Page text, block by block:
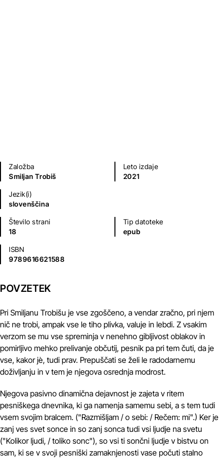
Založba
Smiljan Trobiš
Leto izdaje
2021
Jezik(i)
slovenščina
Število strani
18
Tip datoteke
epub
ISBN
9789616621588
POVZETEK
Pri Smiljanu Trobišu je vse zgoščeno, a vendar zračno, pri njem
nič ne trobi, ampak vse le tiho plivka, valuje in lebdi. Z vsakim
verzom se mu vse spreminja v nenehno gibljivost oblakov in
pomirljivo mehko prelivanje občutij, pesnik pa pri tem čuti, da je
vse, kakor jè, tudi prav. Prepuščati se želi le radodarnemu
doživljanju in v tem je njegova osrednja modrost.
Njegova pasivno dinamična dejavnost je zajeta v ritem
pesniškega dnevnika, ki ga namenja samemu sebi, a s tem tudi
vsem svojim bralcem. ("Razmišljam / o sebi: / Rečem: mi".) Ker je
zanj ves svet sonce in so zanj sonca tudi vsi ljudje na svetu
("Kolikor ljudi, / toliko sonc"), so vsi ti sončni ljudje v bistvu on
sam, ki se v svoji pesniški zamaknjenosti vase počuti stalno